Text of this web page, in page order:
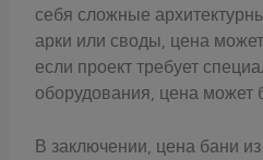
себя сложные
арки или своды, цена
если проект требует
оборудования, цена может
В заключении, цена бани